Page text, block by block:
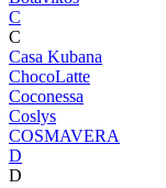
C
C
Casa Kubana
ChocoLatte
Coconessa
Coslys
COSMAVERA
D
D